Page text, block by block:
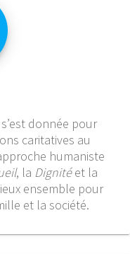
donnée pour
caritatives au
humaniste
, la Dignitéet la
ensemble pour
et la société.